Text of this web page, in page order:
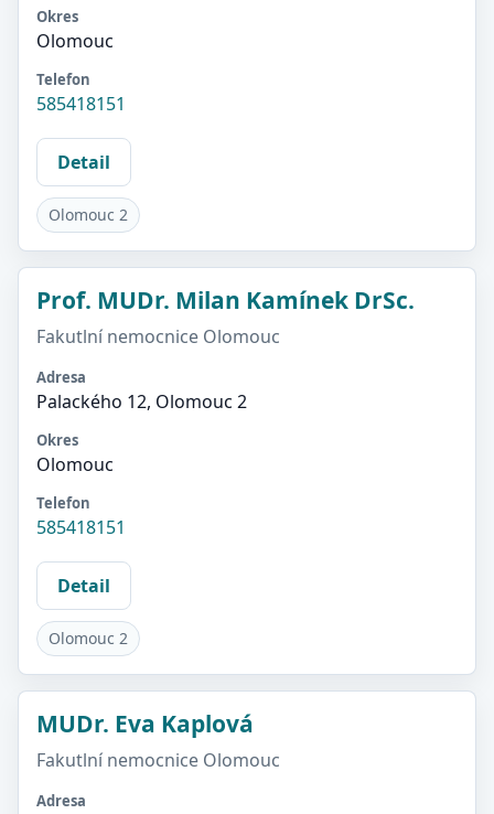
Okres
Olomouc
Telefon
585418151
Detail
Olomouc 2
Prof. MUDr. Milan Kamínek DrSc.
Fakutlní nemocnice Olomouc
Adresa
Palackého 12, Olomouc 2
Okres
Olomouc
Telefon
585418151
Detail
Olomouc 2
MUDr. Eva Kaplová
Fakutlní nemocnice Olomouc
Adresa